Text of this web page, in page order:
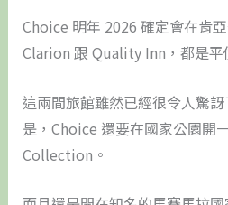
Choice 明年 2026 確定會在肯
Clarion 跟 Quality Inn，都是平
這兩間旅館雖然已經很令人驚
是，Choice 還要在國家公園開
Collection。